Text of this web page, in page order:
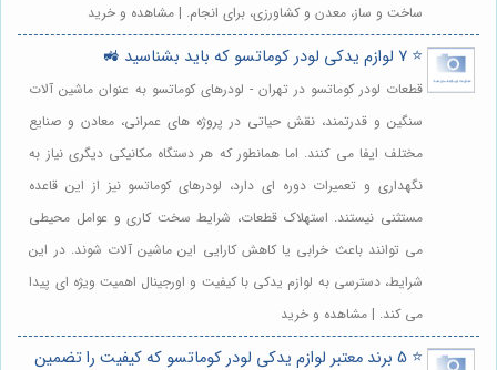
ساخت و ساز، معدن و کشاورزی، برای انجام. | مشاهده و خرید
⭐️ 7 لوازم یدکی لودر کوماتسو که باید بشناسید 🚜
قطعات لودر کوماتسو در تهران - لودرهای کوماتسو به عنوان ماشین آلات
سنگین و قدرتمند، نقش حیاتی در پروژه های عمرانی، معادن و صنایع
مختلف ایفا می کنند. اما همانطور که هر دستگاه مکانیکی دیگری نیاز به
نگهداری و تعمیرات دوره ای دارد، لودرهای کوماتسو نیز از این قاعده
مستثنی نیستند. استهلاک قطعات، شرایط سخت کاری و عوامل محیطی
می توانند باعث خرابی یا کاهش کارایی این ماشین آلات شوند. در این
شرایط، دسترسی به لوازم یدکی با کیفیت و اورجینال اهمیت ویژه ای پیدا
می کند. | مشاهده و خرید
⭐️ 5 برند معتبر لوازم یدکی لودر کوماتسو که کیفیت را تضمین